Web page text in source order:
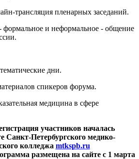
трансляция пленарных заседаний.
формальное и неформальное - общение
дни.
спикеров форума.
медицина в сфере
участников началась
Санкт-Петербургского медико-
колледжа mtkspb.ru
размещена на сайте с 1 марта